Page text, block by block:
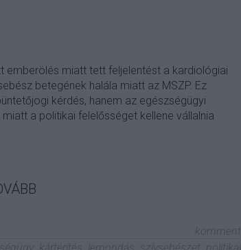
emberölés miatt tett feljelentést a kardiológiai
betegének halála miatt az MSZP. Ez
kérdés, hanem az egészségügyi
a politikai felelősséget kellene vállalnia
komment